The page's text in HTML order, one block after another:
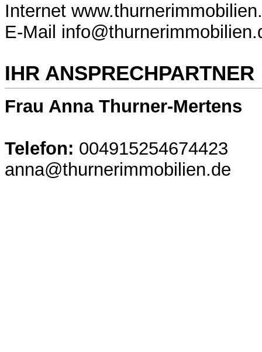
Internet
E-Mail
IHR ANSPRECHPARTNER
Frau Anna Thurner-Mertens
Telefon: 004915254674423
anna@thurnerimmobilien.de